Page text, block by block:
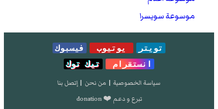
موسوعة سويسرا
تويتر يوتيوب
فيسبوك
انستقرام
تيك توك
سياسة الخصوصية | من نحن | إتصل بنا
تبرع و دعم ❤️ donation